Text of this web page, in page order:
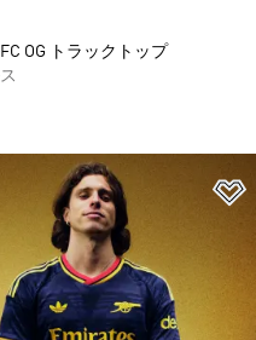
OG トラックトップ